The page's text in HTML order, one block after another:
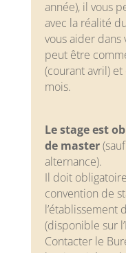
année), il vous
avec la réalité
vous aider dans
peut être
(courant avril)
mois.
Le stage est
de master
alternance).
Il doit
convention de
l’établissement
(disponible sur
Contacter le